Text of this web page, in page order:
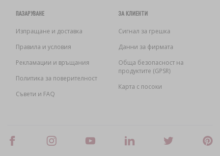
ПАЗАРУВАНЕ
Изпращане и доставка
Правила и условия
Рекламации и връщания
Политика за поверителност
Съвети и FAQ
ЗА КЛИЕНТИ
Сигнал за грешка
Данни за фирмата
Обща безопасност на
продуктите (GPSR)
Карта с посоки